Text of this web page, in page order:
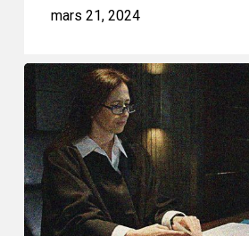
mars 21, 2024
FAQ
sur
la
loi
sur
les
urgences